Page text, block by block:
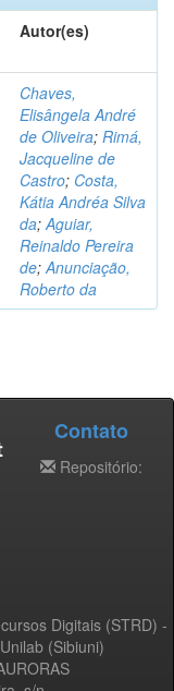
Autor(es)
Chaves,
Elisângela André
de Oliveira; Rimá,
Jacqueline de
Castro; Costa,
Kátia Andréa Silva
da;Aguiar,
Reinaldo Pereira
de;Anunciação,
Roberto da
Digitais (STRD) -
(Sibiuni)
Contato
Repositório: